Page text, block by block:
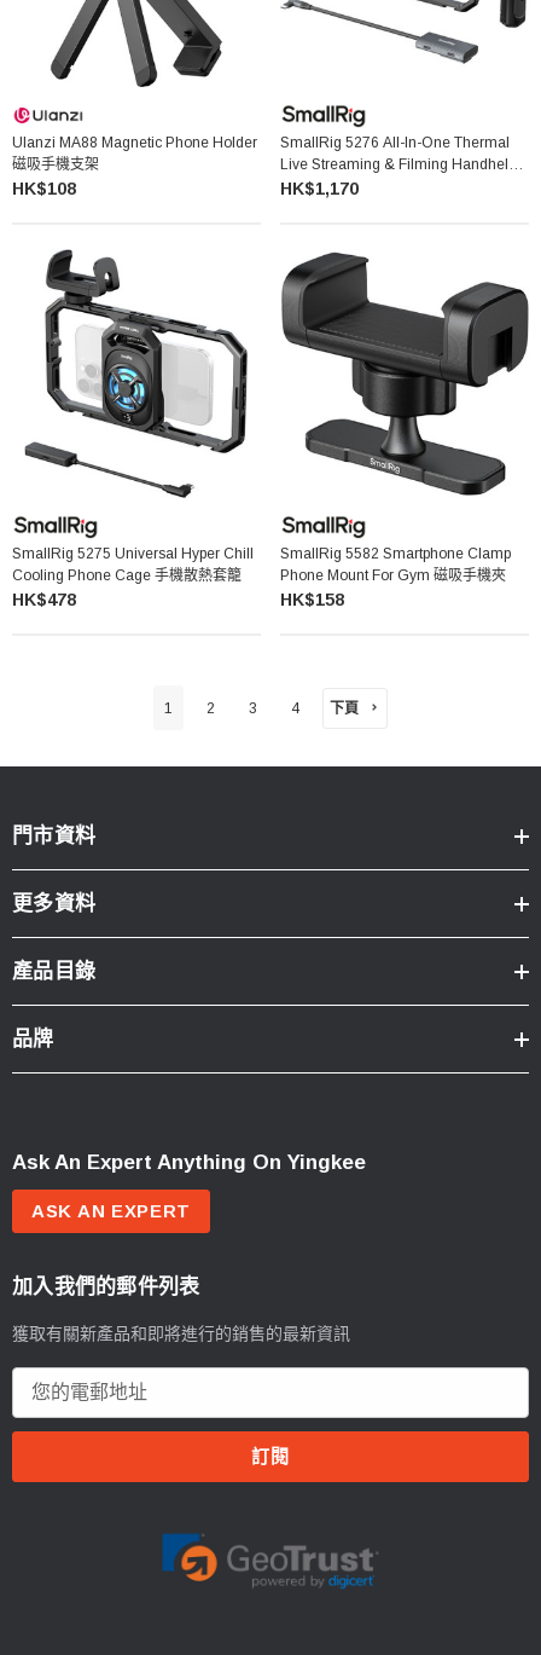
Ulanzi MA88 Magnetic Phone Holder
磁吸手機支架
HK$108
SmallRig 5276 All-In-One Thermal
Live Streaming & Filming Handheld
Phone Cage Kit 手機套籠套裝
HK$1,170
SmallRig 5275 Universal Hyper Chill
Cooling Phone Cage 手機散熱套籠
HK$478
SmallRig 5582 Smartphone Clamp
Phone Mount For Gym 磁吸手機夾
HK$158
1 2 3 4 下頁
門市資料
更多資料
產品目錄
品牌
Ask An Expert Anything On Yingkee
ASK AN EXPERT
加入我們的郵件列表
獲取有關新產品和即將進行的銷售的最新資訊
郵